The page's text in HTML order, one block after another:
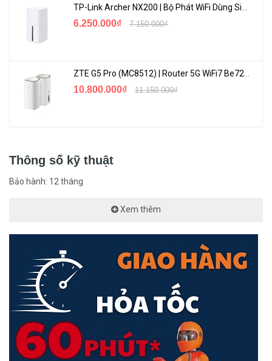
6.250.000₫ 7.150.000₫
10.800.000₫ 11.150.000₫
Thông số kỹ thuật
Bảo hành: 12 tháng
Xem thêm